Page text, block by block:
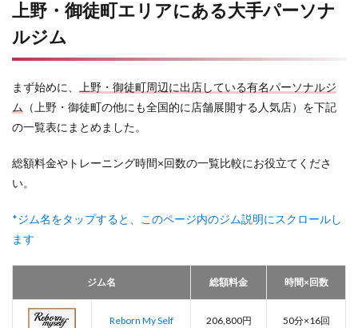
上野・御徒町エリアにある大手パーソナ
ルジム
まず始めに、
上野・御徒町周辺に出店している有名パーソナルジ
ム （上野・御徒町の他にも全国的に店舗展開する人気店）を下記
の一覧表にまとめました。
総額料金やトレーニング時間×回数の一覧比較にお役立てくださ
い。
*ジム名をタップすると、このページ内のジム説明にスクロールし
ます
ジム名 総額料金 時間×回数
Reborn My Self 206,800円 50分×16回